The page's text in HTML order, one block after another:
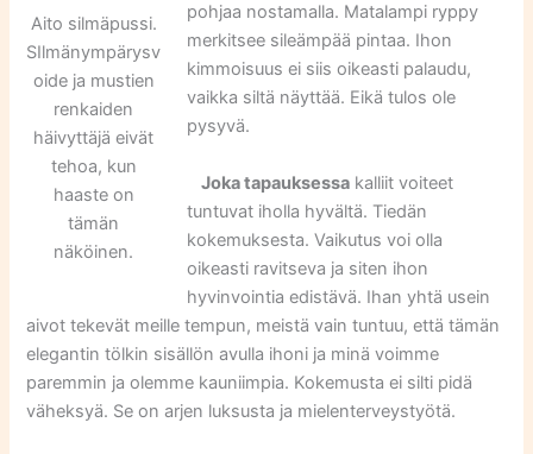
Aito silmäpussi.
SIlmänympärysv
oide ja mustien
renkaiden
häivyttäjä eivät
tehoa, kun
haaste on
tämän
näköinen.
pohjaa nostamalla. Matalampi ryppy
merkitsee sileämpää pintaa. Ihon
kimmoisuus ei siis oikeasti palaudu,
vaikka siltä näyttää. Eikä tulos ole
pysyvä.
Joka tapauksessa kalliit voiteet
tuntuvat iholla hyvältä. Tiedän
kokemuksesta. Vaikutus voi olla
oikeasti ravitseva ja siten ihon
hyvinvointia edistävä. Ihan yhtä usein
aivot tekevät meille tempun, meistä vain tuntuu, että tämän
elegantin tölkin sisällön avulla ihoni ja minä voimme
paremmin ja olemme kauniimpia. Kokemusta ei silti pidä
väheksyä. Se on arjen luksusta ja mielenterveystyötä.